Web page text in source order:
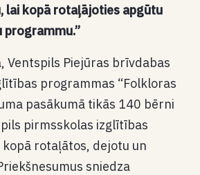
lai kopā rotaļājoties apgūtu
programmu.”
Ventspils Piejūras brīvdabas
programmas “Folkloras
pasākumā tikās 140 bērni
pirmsskolas izglītības
kopā rotaļātos, dejotu un
sniedza